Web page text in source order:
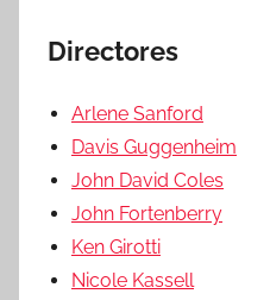
Directores
Arlene Sanford
Davis Guggenheim
John David Coles
John Fortenberry
Ken Girotti
Nicole Kassell